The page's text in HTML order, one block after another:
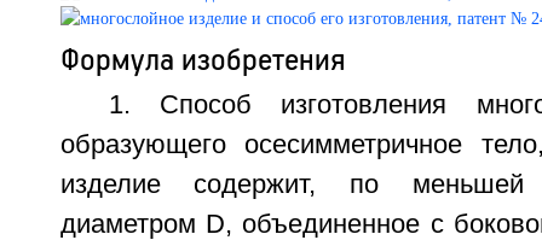
Формула изобретения
1. Способ изготовления
образующего осесимметричное
изделие содержит, по меньшей
диаметром D, объединенное с